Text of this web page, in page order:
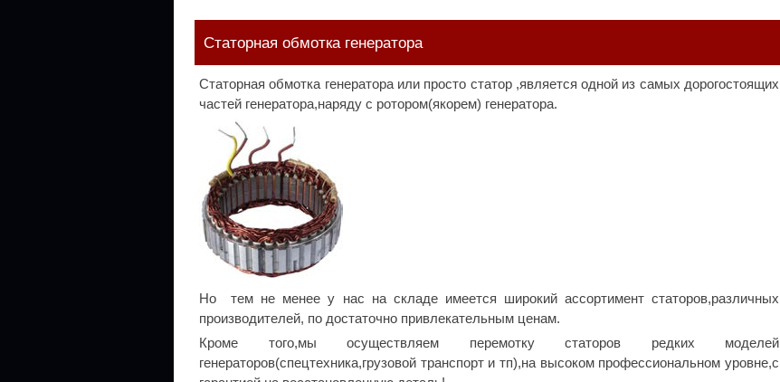
Статорная обмотка генератора
Статорная обмотка генератора или просто статор ,является одной из самых дорогостоящих
частей генератора,наряду с ротором(якорем) генератора.
Но тем не менее у нас на складе имеется широкий ассортимент статоров,различных
производителей, по достаточно привлекательным ценам.
Кроме того,мы осуществляем перемотку статоров редких моделей
генераторов(спецтехника,грузовой транспорт и тп),на высоком профессиональном уровне,с